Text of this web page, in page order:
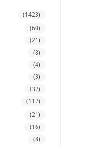
(1423)
(60)
(21)
(8)
(4)
(3)
(32)
(112)
(21)
(16)
(8)